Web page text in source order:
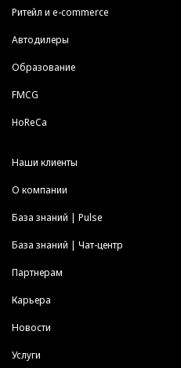
Ритейл и e-commerce
Автодилеры
Образование
FMCG
HoReCa
Наши клиенты
О компании
База знаний | Pulse
База знаний | Чат-центр
Партнерам
Карьера
Новости
Услуги